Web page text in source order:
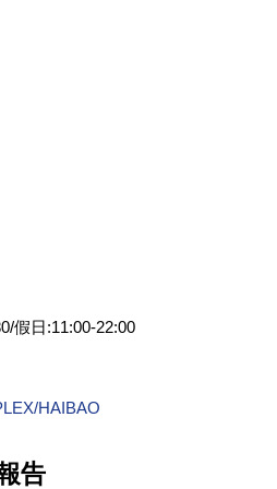
假日:11:00-22:00
HAIBAO
告